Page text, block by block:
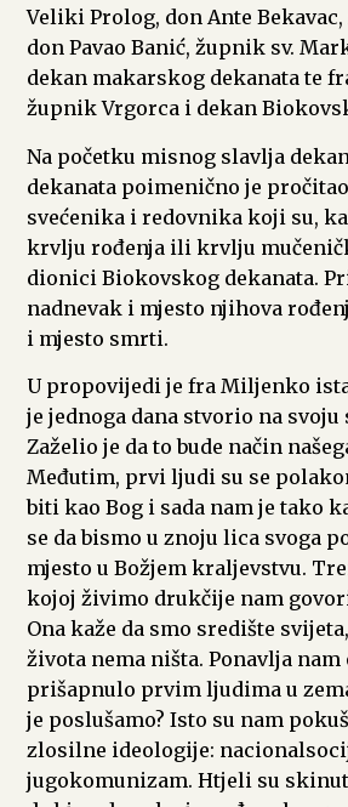
Veliki Prolog, don Ante
don Pavao Banić, župnik sv.
dekan makarskog dekanata te
župnik Vrgorca i dekan
Na početku misnog slavlja
dekanata poimenično je
svećenika i redovnika koji su,
krvlju rođenja ili krvlju
dionici Biokovskog dekanata.
nadnevak i mjesto njihova
i mjesto smrti.
U propovijedi je fra Miljenko
je jednoga dana stvorio na
Zaželio je da to bude način
Međutim, prvi ljudi su se
biti kao Bog i sada nam je tako
se da bismo u znoju lica svoga
mjesto u Božjem kraljevstvu.
kojoj živimo drukčije nam
Ona kaže da smo središte
života nema ništa. Ponavlja nam
prišapnulo prvim ljudima u
je poslušamo? Isto su nam
zlosilne ideologije:
jugokomunizam. Htjeli su